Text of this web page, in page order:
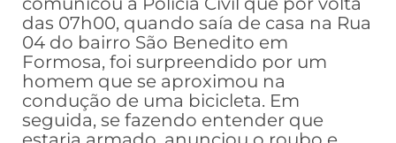
das 07h00, quando saía de casa na Rua
04 do bairro São Benedito em
Formosa, foi surpreendido por um
homem que se aproximou na
condução de uma bicicleta. Em
seguida, se fazendo entender que